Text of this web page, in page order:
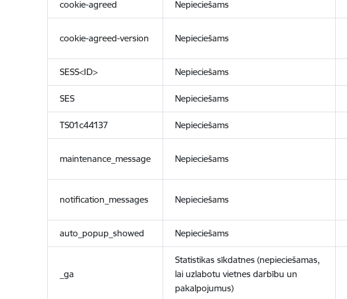
cookie-agreed Nepieciešams
cookie-agreed-version Nepieciešams
SESS<ID> Nepieciešams
SES Nepieciešams
TS01c44137 Nepieciešams
maintenance_message Nepieciešams
notification_messages Nepieciešams
auto_popup_showed Nepieciešams
_ga
Statistikas sīkdatnes (nepieciešamas,
lai uzlabotu vietnes darbību un
pakalpojumus)